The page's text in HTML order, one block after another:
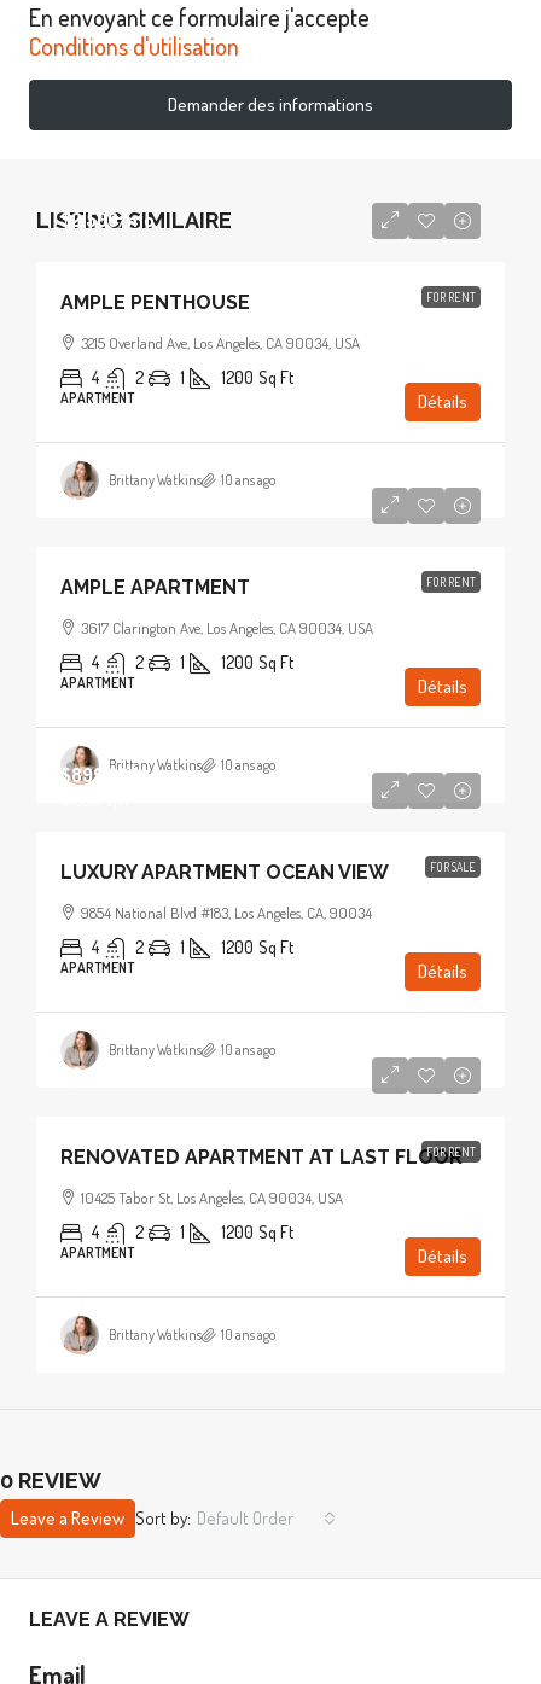
En envoyant ce formulaire j'accepte
Conditions d'utilisation
Demander des informations
LISTING SIMILAIRE
FOR RENT
$2,500/mo
AMPLE PENTHOUSE
3215 Overland Ave, Los Angeles, CA 90034, USA
4 2 1 1200 Sq Ft
APARTMENT Détails
Brittany Watkins 10 ans ago
FOR RENT
$1,900
AMPLE APARTMENT
3617 Clarington Ave, Los Angeles, CA 90034, USA
4 2 1 1200 Sq Ft
APARTMENT Détails
Brittany Watkins 10 ans ago
FOR SALE
$899,000
LUXURY APARTMENT OCEAN VIEW
9854 National Blvd #183, Los Angeles, CA, 90034
4 2 1 1200 Sq Ft
APARTMENT Détails
Brittany Watkins 10 ans ago
FOR RENT
$2,200
RENOVATED APARTMENT AT LAST FLOOR
10425 Tabor St, Los Angeles, CA 90034, USA
4 2 1 1200 Sq Ft
APARTMENT Détails
Brittany Watkins 10 ans ago
0 REVIEW
Sort by: Default Order
Leave a Review
LEAVE A REVIEW
Email